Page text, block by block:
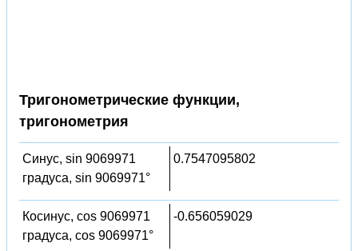
Тригонометрические функции,
тригонометрия
Синус, sin 9069971
градуса, sin 9069971°
0.7547095802
Косинус, cos 9069971
градуса, cos 9069971°
-0.656059029